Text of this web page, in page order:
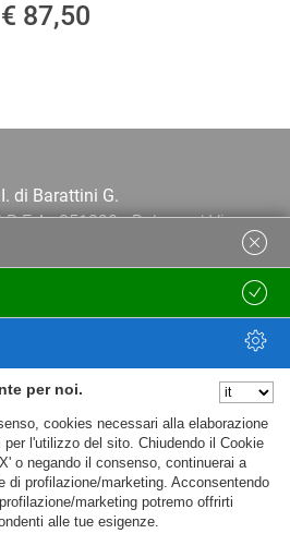
€ 87,50
di Barattini G.
R.E.A.: 351290 - Bologna | Via
Bologna | Telefono: 051
Email: bfi@bfi.bo.it
policy
policy
per noi.
cookies necessari alla elaborazione
l'utilizzo del sito. Chiudendo il Cookie
o negando il consenso, continuerai a
di profilazione/marketing. Acconsentendo
marketing potremo offrirti
alle tue esigenze.